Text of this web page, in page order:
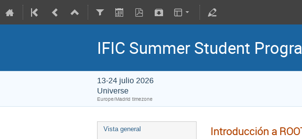
IFIC Summer Student
13-24 julio 2026
Universe
Europe/Madrid timezone
Vista general
Introducción a